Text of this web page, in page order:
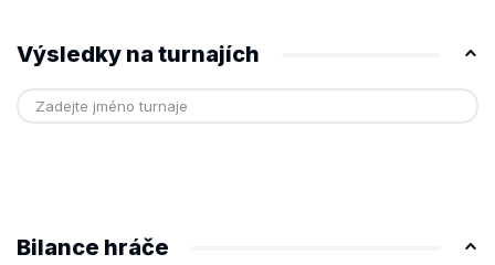
Výsledky na turnajích
Bilance hráče